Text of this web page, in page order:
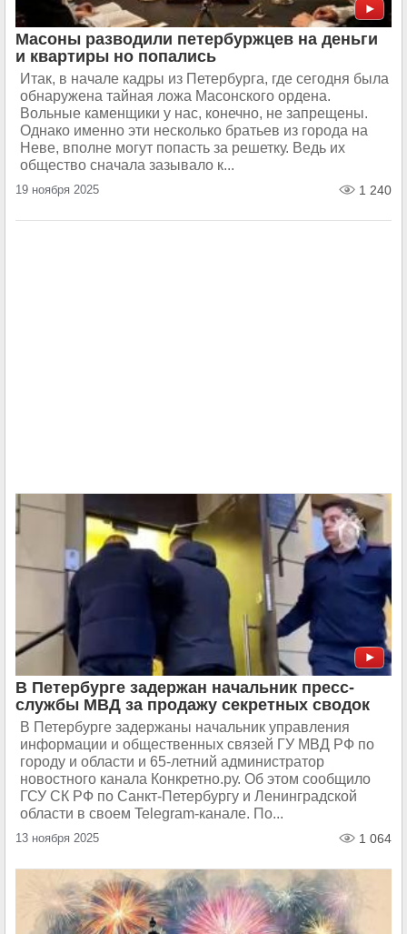
Масоны разводили петербуржцев на деньги
и квартиры но попались
Итак, в начале кадры из Петербурга, где сегодня была
обнаружена тайная ложа Масонского ордена.
Вольные каменщики у нас, конечно, не запрещены.
Однако именно эти несколько братьев из города на
Неве, вполне могут попасть за решетку. Ведь их
общество сначала зазывало к...
19 ноября 2025 1 240
В Петербурге задержан начальник пресс-
службы МВД за продажу секретных сводок
В Петербурге задержаны начальник управления
информации и общественных связей ГУ МВД РФ по
городу и области и 65-летний администратор
новостного канала Конкретно.ру. Об этом сообщило
ГСУ СК РФ по Санкт-Петербургу и Ленинградской
области в своем Telegram-канале. По...
13 ноября 2025 1 064